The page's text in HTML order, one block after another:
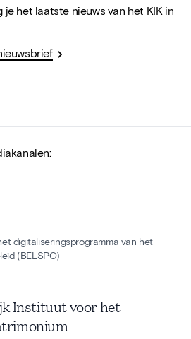
het laatste nieuws van het KIK in
digitaliseringsprogramma van het
(BELSPO)
Instituut voor het